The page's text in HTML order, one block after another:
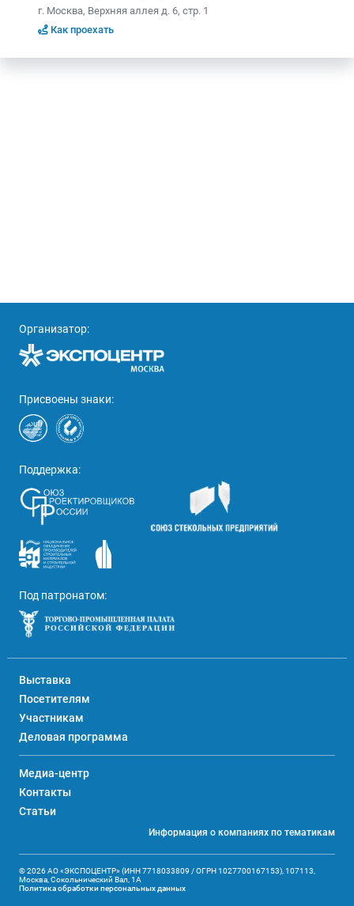
г. Москва, Верхняя аллея д. 6, стр. 1
Как проехать
Организатор:
Присвоены знаки:
Поддержка:
Под патронатом:
Выставка
Посетителям
Участникам
Деловая программа
Медиа-центр
Контакты
Статьи
Информация о компаниях по тематикам
© 2026 АО «ЭКСПОЦЕНТР» (ИНН 7718033809 / ОГРН 1027700167153), 107113,
Москва, Сокольнический Вал, 1А
Политика обработки персональных данных